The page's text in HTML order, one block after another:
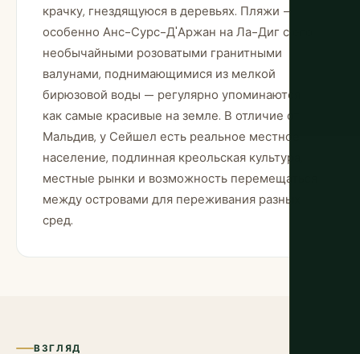
крачку, гнездящуюся в деревьях. Пляжи —
особенно Анс-Сурс-Д'Аржан на Ла-Диг с его
необычайными розоватыми гранитными
валунами, поднимающимися из мелкой
бирюзовой воды — регулярно упоминаются
как самые красивые на земле. В отличие от
Мальдив, у Сейшел есть реальное местное
население, подлинная креольская культура,
местные рынки и возможность перемещаться
между островами для переживания разных
сред.
ВЗГЛЯД